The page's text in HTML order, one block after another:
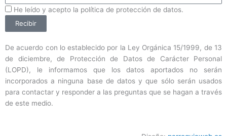
ProteccionDatos
He leído y acepto la política de protección de datos.
Recibir
De acuerdo con lo establecido por la Ley Orgánica 15/1999, de 13
de diciembre, de Protección de Datos de Carácter Personal
(LOPD), le informamos que los datos aportados no serán
incorporados a ninguna base de datos y que sólo serán usados
para contactar y responder a las preguntas que se hagan a través
de este medio.